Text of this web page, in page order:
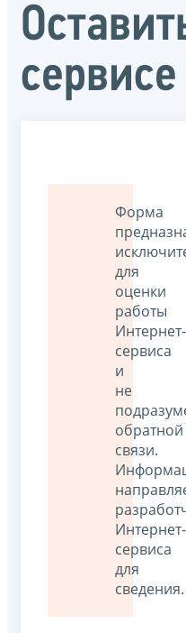
сервисе
Форма
для
оценки
работы
Интернет-
сервиса
и
не
обратной
связи.
Интернет-
сервиса
для
сведения.